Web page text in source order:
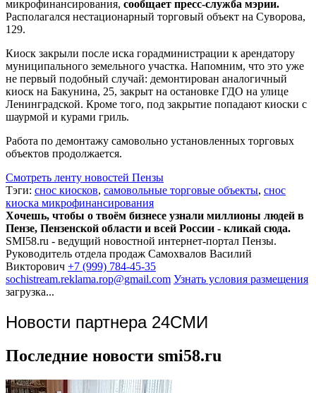
микрофинансирования, сообщает пресс-служба мэрии.
Располагался нестационарный торговый объект на Суворова,
129.
Киоск закрыли после иска горадминистрации к арендатору
муниципального земельного участка. Напомним, что это уже
не первый подобный случай: демонтирован аналогичный
киоск на Бакунина, 25, закрыт на остановке ГДО на улице
Ленинградской. Кроме того, под закрытие попадают киоски с
шаурмой и курами гриль.
Работа по демонтажу самовольно установленных торговых
объектов продолжается.
Смотреть ленту новостей Пензы
Тэги: снос киосков, самовольные торговые объекты, снос
киоска микрофинансирования
Хочешь, чтобы о твоём бизнесе узнали миллионы людей в
Пензе, Пензенской области и всей России - кликай сюда.
SMI58.ru - ведущий новостной интернет-портал Пензы.
Руководитель отдела продаж Самохвалов Василий
Викторович +7 (999) 784-45-35
sochistream.reklama.rop@gmail.com Узнать условия размещения
загрузка...
Новости партнера 24СМИ
Последние новости smi58.ru